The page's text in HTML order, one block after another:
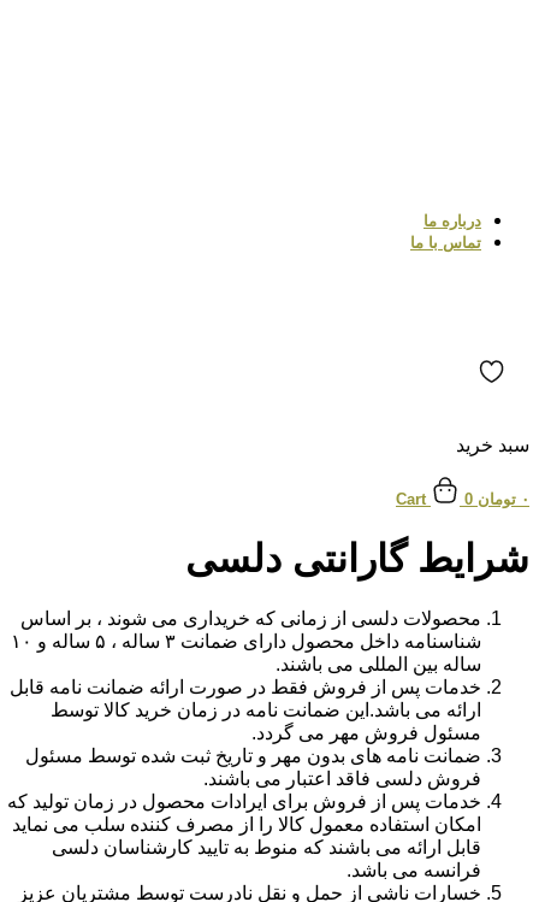
درباره ما
تماس با ما
سبد خرید
تومان 0
Cart
شرایط گارانتی دلسی
محصولات دلسی از زمانی که خریداری می شوند ، بر اساس
شناسنامه داخل محصول دارای ضمانت ۳ ساله ، ۵ ساله و ۱۰
ساله بین المللی می باشند.
خدمات پس از فروش فقط در صورت ارائه ضمانت نامه قابل
ارائه می باشد.این ضمانت نامه در زمان خرید کالا توسط
مسئول فروش مهر می گردد.
ضمانت نامه های بدون مهر و تاریخ ثبت شده توسط مسئول
فروش دلسی فاقد اعتبار می باشند.
خدمات پس از فروش برای ایرادات محصول در زمان تولید که
امکان استفاده معمول کالا را از مصرف کننده سلب می نماید
قابل ارائه می باشند که منوط به تایید کارشناسان دلسی
فرانسه می باشد.
خسارات ناشی از حمل و نقل نادرست توسط مشتریان عزیز